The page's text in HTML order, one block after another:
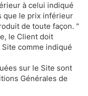
à celui indiqué
que le prix inférieur
de toute façon. "
le Client doit
comme indiqué
sur le Site sont
Générales de